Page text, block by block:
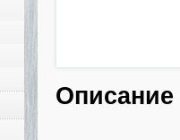
Описание